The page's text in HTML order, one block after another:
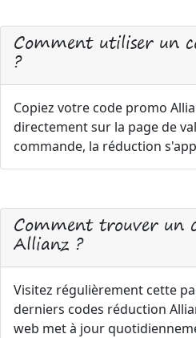
Comment utiliser un
?
Copiez votre code promo
directement sur la page de
commande, la réduction
Comment trouver un
Allianz ?
Visitez régulièrement cette
derniers codes réduction
web met à jour